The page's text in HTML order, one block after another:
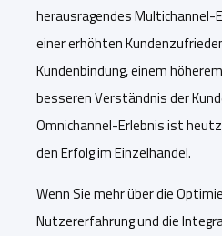
herausragendes Multichannel-
einer erhöhten
Kundenbindung, einem
besseren Verständnis der
Omnichannel-Erlebnis ist
den Erfolg im Einzelhandel.
Wenn Sie mehr über die
Nutzererfahrung und die